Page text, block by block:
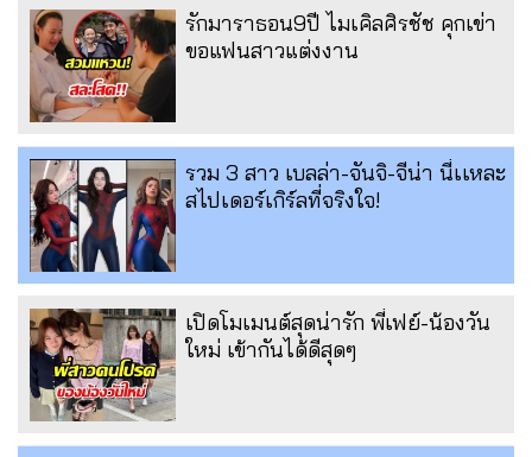
รักมาราธอน9ปี ไมเคิลศิรชัช คุกเข่า
ขอแฟนสาวแต่งงาน
รวม 3 สาว เบลล่า-จันจิ-จีน่า นี่เเหละ
สไปเดอร์เกิร์ลที่จริงใจ!
เปิดโมเมนต์สุดน่ารัก พี่เฟย์-น้องวัน
ใหม่ เข้ากันได้ดีสุดๆ